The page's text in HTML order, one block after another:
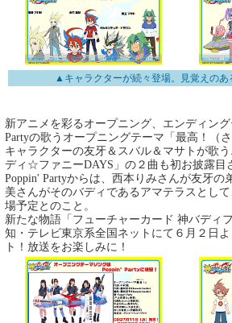
▲キャラクターが続々登場。見覚えのあ
新アニメを彩るオープニング、エンディン
Partyの歌うオープニングテーマ「最高！（
キャラクターの友牙＆スバル＆マサトが歌
ディ☆ファニーDAYS」の２曲も初お披露目
Poppin' Partyからは、西本りみさんが友牙の
美さんがそのバディであるアマテラスとし
場予定とのこと。
新たな物語「フューチャーカード 神バディ
知・テレビ東京系全国ネットにて６月２日
ト！放送をお楽しみに！